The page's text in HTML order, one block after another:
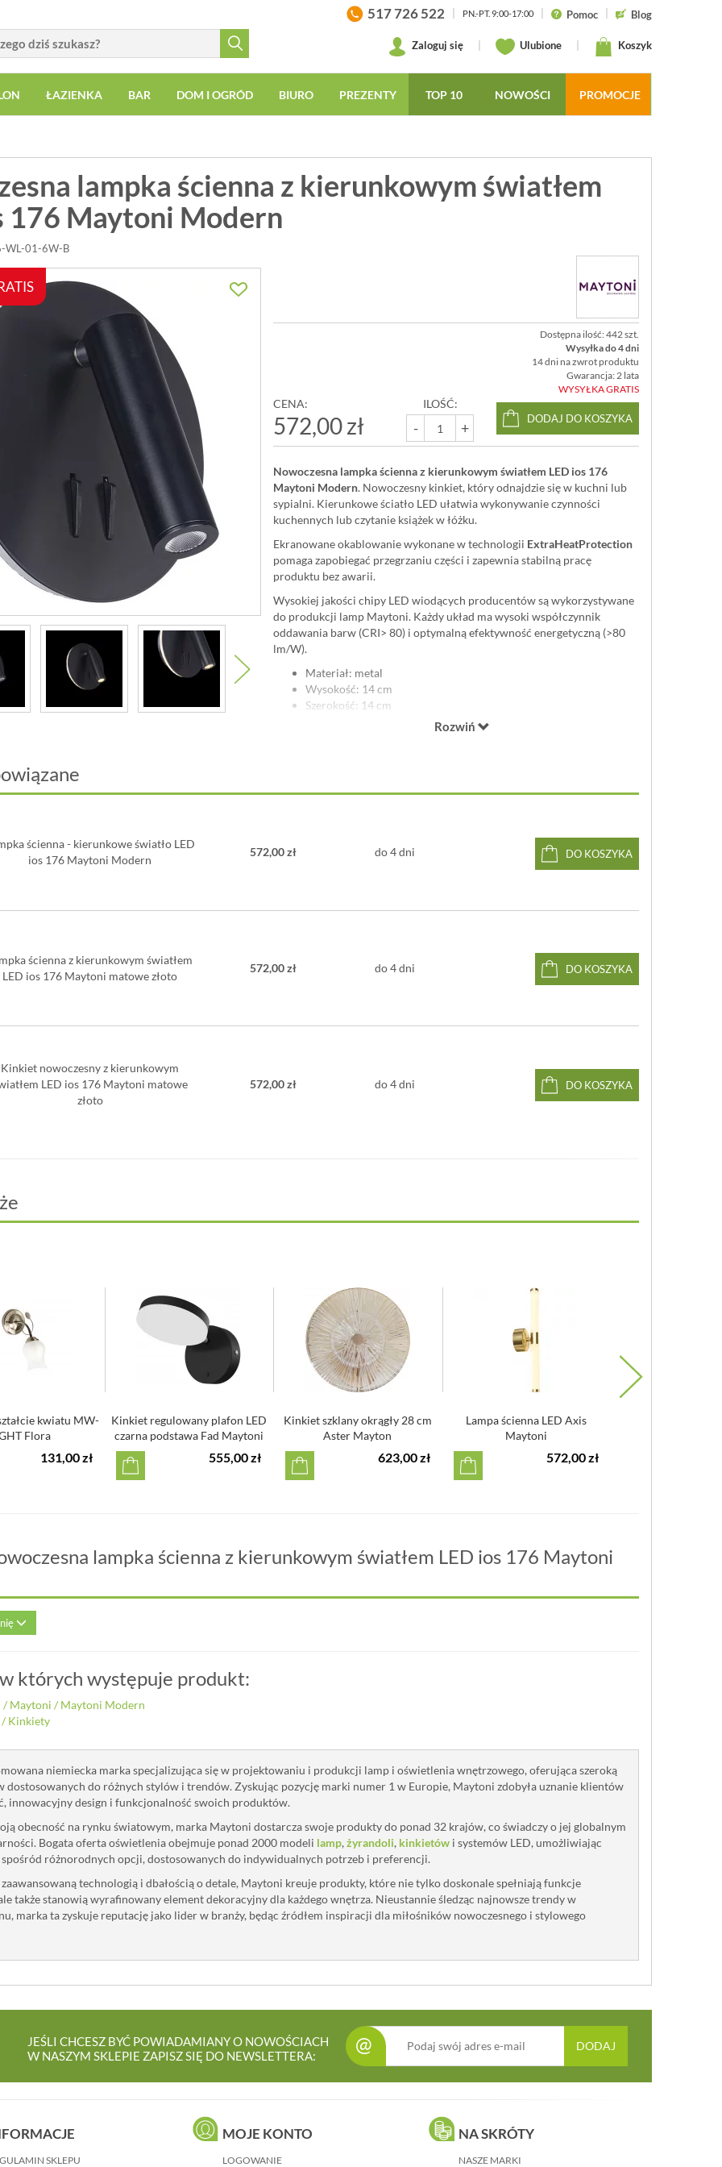
517 726 522 PN.-PT. 9:00-17:00 Pomoc Blog
Zaloguj się Ulubione Koszyk
ŁAZIENKA BAR DOM I OGRÓD BIURO PREZENTY TOP 10 NOWOŚCI PROMOCJE
lampka ścienna z kierunkowym światłem
176 Maytoni Modern
WL-01-6W-B
Dostępna ilość: 442 szt.
Wysyłka do 4 dni
14 dni na zwrot produktu
Gwarancja: 2 lata
WYSYŁKA GRATIS
CENA:
572,00 zł
ILOŚĆ:
- +
DODAJ DO KOSZYKA
Nowoczesna lampka ścienna z kierunkowym światłem LED ios 176
Maytoni Modern. Nowoczesny kinkiet, który odnajdzie się w kuchni lub
sypialni. Kierunkowe ściatło LED ułatwia wykonywanie czynności
kuchennych lub czytanie książek w łóżku.
Ekranowane okablowanie wykonane w technologii ExtraHeatProtection
pomaga zapobiegać przegrzaniu części i zapewnia stabilną pracę
produktu bez awarii.
Wysokiej jakości chipy LED wiodących producentów są wykorzystywane
do produkcji lamp Maytoni. Każdy układ ma wysoki współczynnik
oddawania barw (CRI> 80) i optymalną efektywność energetyczną (>80
lm/W).
Materiał: metal
Wysokość: 14 cm
Szerokość: 14 cm
o
Uwaga:
produkt może wymagać samodzielnego złożenia.
Rozwiń
ścienna - kierunkowe światło LED
ios 176 Maytoni Modern
572,00 zł do 4 dni DO KOSZYKA
ścienna z kierunkowym światłem
LED ios 176 Maytoni matowe złoto
572,00 zł do 4 dni DO KOSZYKA
Kinkiet nowoczesny z kierunkowym
LED ios 176 Maytoni matowe
złoto
572,00 zł do 4 dni DO KOSZYKA
kwiatu MW-
Flora
131,00 zł
Kinkiet regulowany plafon LED
czarna podstawa Fad Maytoni
555,00 zł
Kinkiet szklany okrągły 28 cm
Aster Mayton
623,00 zł
Lampa ścienna LED Axis
Maytoni
572,00 zł
lampka ścienna z kierunkowym światłem LED ios 176 Maytoni
których występuje produkt:
/ Maytoni / Maytoni Modern
/ Kinkiety
niemiecka marka specjalizująca się w projektowaniu i produkcji lamp i oświetlenia wnętrzowego, oferująca szeroką
dostosowanych do różnych stylów i trendów. Zyskując pozycję marki numer 1 w Europie, Maytoni zdobyła uznanie klientów
innowacyjny design i funkcjonalność swoich produktów.
obecność na rynku światowym, marka Maytoni dostarcza swoje produkty do ponad 32 krajów, co świadczy o jej globalnym
Bogata oferta oświetlenia obejmuje ponad 2000 modeli lamp, żyrandoli, kinkietów i systemów LED, umożliwiając
różnorodnych opcji, dostosowanych do indywidualnych potrzeb i preferencji.
technologią i dbałością o detale, Maytoni kreuje produkty, które nie tylko doskonale spełniają funkcje
także stanowią wyrafinowany element dekoracyjny dla każdego wnętrza. Nieustannie śledząc najnowsze trendy w
marka ta zyskuje reputację jako lider w branży, będąc źródłem inspiracji dla miłośników nowoczesnego i stylowego
JEŚLI CHCESZ BYĆ POWIADAMIANY O NOWOŚCIACH
W NASZYM SKLEPIE ZAPISZ SIĘ DO NEWSLETTERA:
@ DODAJ
SKLEPU
MOJE KONTO
LOGOWANIE
NA SKRÓTY
NASZE MARKI